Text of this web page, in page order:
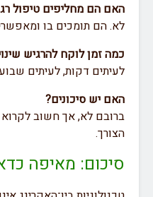
האם הם מחליפים טיפול
לא. הם תומכים בו
כמה זמן לוקח להרגיש
לעיתים דקות, לעיתים
האם יש סיכונים?
ברובם לא, אך חשוב לקרוא
הצורך.
סיכום: מאיפה